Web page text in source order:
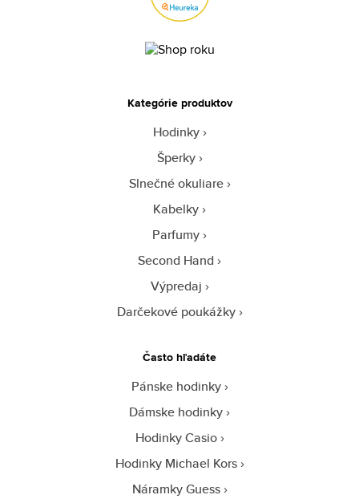
Kategórie produktov
Hodinky
Šperky
Slnečné okuliare
Kabelky
Parfumy
Second Hand
Výpredaj
Darčekové poukážky
Často hľadáte
Pánske hodinky
Dámske hodinky
Hodinky Casio
Hodinky Michael Kors
Náramky Guess